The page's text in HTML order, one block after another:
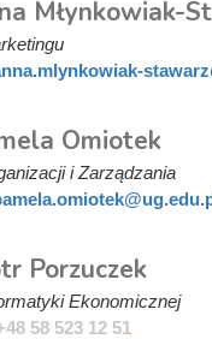
Młynkowiak-
Omiotek
i Zarządzania
Porzuczek
Ekonomicznej
58 523 12 51